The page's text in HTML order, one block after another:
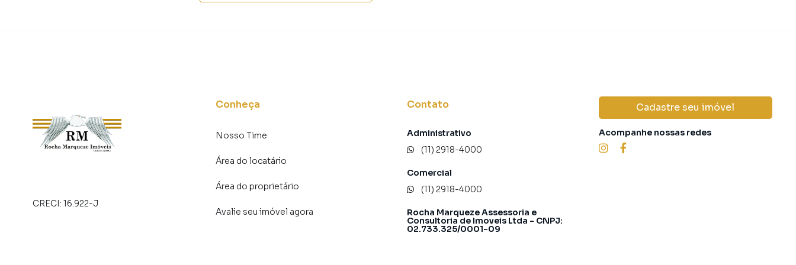
CRECI: 16.922-J
Conheça
Nosso Time
Área do locatário
Área do proprietário
Avalie seu imóvel agora
Contato
Administrativo
(11) 2918-4000
Comercial
(11) 2918-4000
Rocha Marqueze Assessoria e
Consultoria de Imoveis Ltda - CNPJ:
02.733.325/0001-09
Cadastre seu imóvel
Acompanhe nossas redes